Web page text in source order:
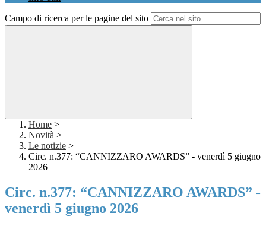
Campo di ricerca per le pagine del sito
Home >
Novità >
Le notizie >
Circ. n.377: “CANNIZZARO AWARDS” - venerdì 5 giugno
2026
Circ. n.377: “CANNIZZARO AWARDS” -
venerdì 5 giugno 2026